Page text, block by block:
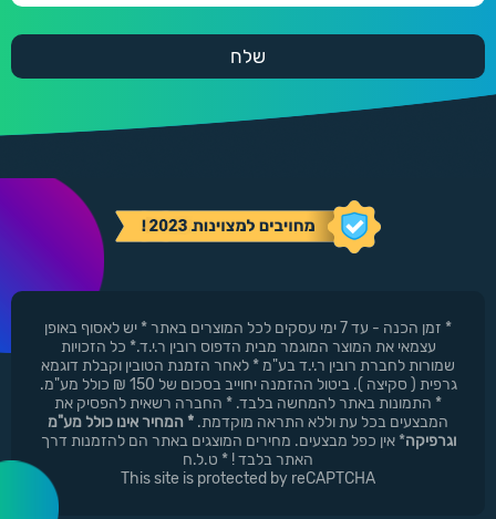
* זמן הכנה - עד 7 ימי עסקים לכל המוצרים באתר * יש לאסוף באופן
עצמאי את המוצר המוגמר מבית הדפוס רובין ר.י.ד.* כל הזכויות
שמורות לחברת רובין ר.י.ד בע"מ * לאחר הזמנת הטובין וקבלת דוגמא
גרפית ( סקיצה ). ביטול ההזמנה יחוייב בסכום של 150 ₪ כולל מע"מ.
* התמונות באתר להמחשה בלבד. * החברה רשאית להפסיק את
המבצעים בכל עת וללא התראה מוקדמת. * המחיר אינו כולל מע"מ
וגרפיקה* אין כפל מבצעים. מחירים המוצגים באתר הם להזמנות דרך
האתר בלבד ! * ט.ל.ח
This site is protected by reCAPTCHA